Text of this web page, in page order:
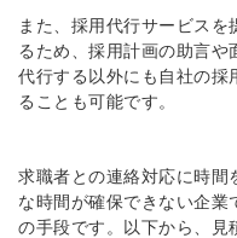
また、採用代行サービス
るため、採用計画の助言や
代行する以外にも自社の採
ることも可能です。
求職者との連絡対応に時間
な時間が確保できない企業
の手段です。 以下から、見